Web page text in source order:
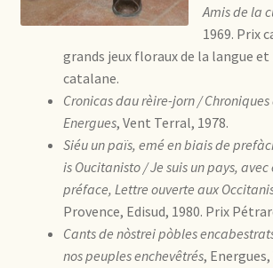
Amis de la
1969. Prix
grands jeux floraux de la langue
catalane.
Cronicas dau rèire-jorn /
Energues, Vent Terral, 1978.
Siéu un païs, emé en biais de
is Oucitanisto / Je suis un pays, avec
préface, Lettre ouverte aux
Provence, Edisud, 1980. Prix
Cants de nòstrei pòbles
nos peuples enchevêtrés,